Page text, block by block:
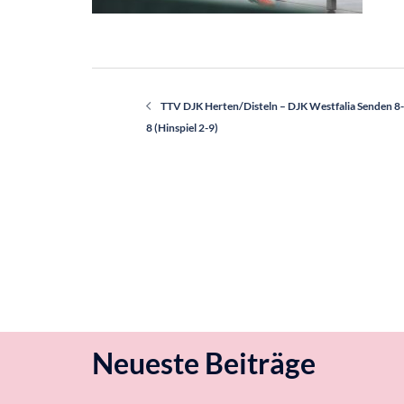
Beitragsnavigation
TTV DJK Herten/Disteln – DJK Westfalia Senden 8-
8 (Hinspiel 2-9)
Neueste Beiträge